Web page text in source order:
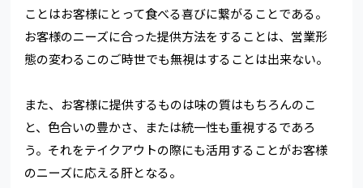
ことはお客様にとって食べる喜びに繋がることである。
お客様のニーズに合った提供方法をすることは、営業形
態の変わるこのご時世でも無視はすることは出来ない。
また、お客様に提供するものは味の質はもちろんのこ
と、色合いの豊かさ、または統一性も重視するであろ
う。それをテイクアウトの際にも活用することがお客様
のニーズに応える肝となる。